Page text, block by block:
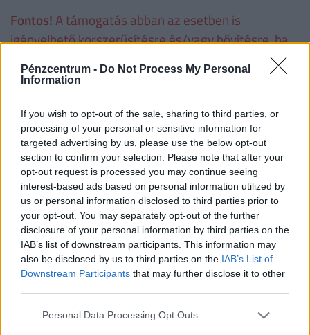
Pénzcentrum - Do Not Process My Personal
Information
If you wish to opt-out of the sale, sharing to third parties, or
processing of your personal or sensitive information for
targeted advertising by us, please use the below opt-out
section to confirm your selection. Please note that after your
opt-out request is processed you may continue seeing
interest-based ads based on personal information utilized by
us or personal information disclosed to third parties prior to
your opt-out. You may separately opt-out of the further
disclosure of your personal information by third parties on the
IAB’s list of downstream participants. This information may
also be disclosed by us to third parties on the IAB’s List of
Downstream Participants that may further disclose it to other
Personal Data Processing Opt Outs
Fontos! A támogatás abban az esetben is
igényelhető korszerűsítésre és/vagy bővítésre, ha
CSOK-ot. Ha valaki a korszerűsítési és/vagy bővítési
otthonteremtési kedvezményt - ideértve annak a
lakás vásárlására számított összegét is − a
folyósítás napjától számított, Ptk. szerinti
késedelmi kamattal növelten köteles visszafizetni.
Családtámogatások 2019. július 1-től(millió
forint, vastag betűvel az újdonságok)
1
2
3